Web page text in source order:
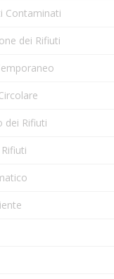
Contaminati
dei Rifiuti
dei Rifiuti